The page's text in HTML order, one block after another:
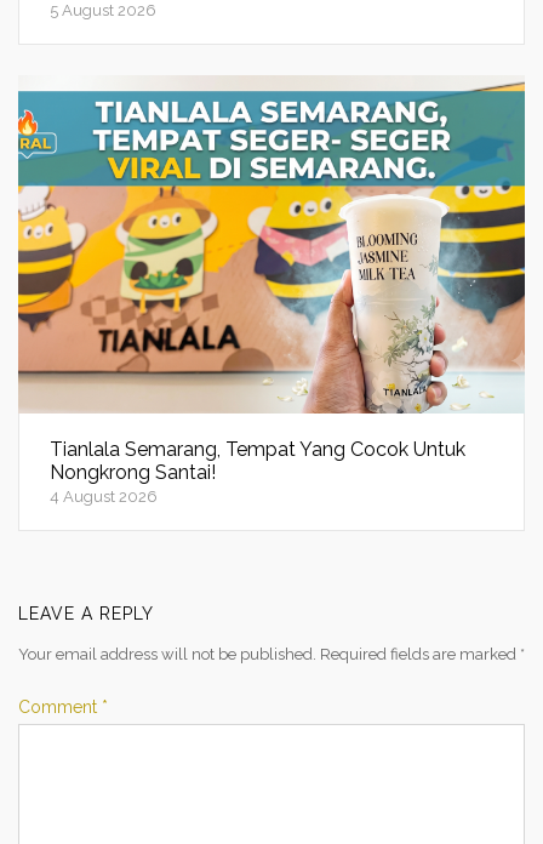
5 August 2026
Tianlala Semarang, Tempat Yang Cocok Untuk
Nongkrong Santai!
4 August 2026
LEAVE A REPLY
Your email address will not be published. Required fields are marked *
Comment *